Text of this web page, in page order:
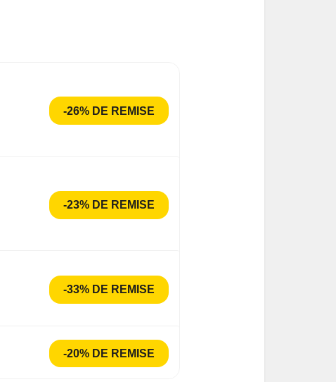
-26% DE REMISE
-23% DE REMISE
-33% DE REMISE
-20% DE REMISE